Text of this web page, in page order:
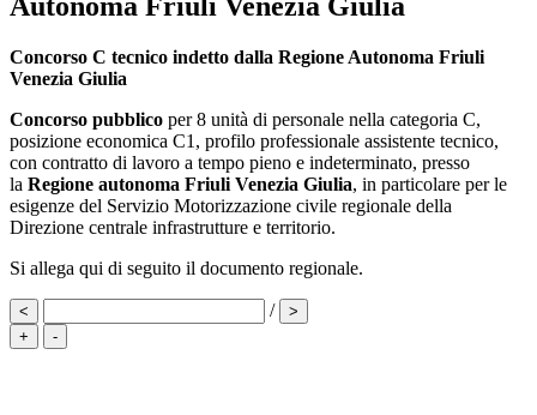
Autonoma Friuli Venezia Giulia
Concorso C tecnico indetto dalla Regione Autonoma Friuli
Venezia Giulia
Concorso pubblico per 8 unità di personale nella categoria C,
posizione economica C1, profilo professionale assistente tecnico,
con contratto di lavoro a tempo pieno e indeterminato, presso
la Regione autonoma Friuli Venezia Giulia, in particolare per le
esigenze del Servizio Motorizzazione civile regionale della
Direzione centrale infrastrutture e territorio.
Si allega qui di seguito il documento regionale.
< /
>
+
-